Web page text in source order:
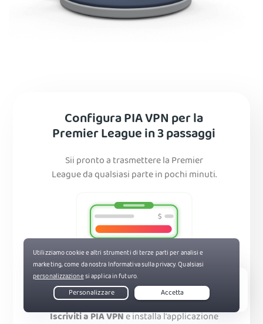
Configura PIA VPN per la
Premier League in 3 passaggi
Sii pronto a trasmettere la Premier
League da qualsiasi parte in pochi minuti.
Primo passaggio
Iscriviti a PIA VPNe installa l'applicazione